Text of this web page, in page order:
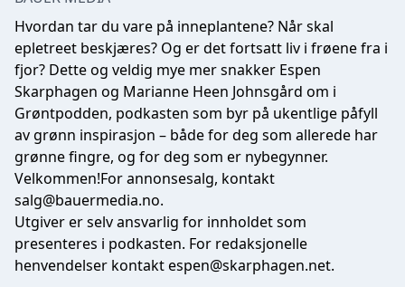
Hvordan tar du vare på inneplantene? Når skal
epletreet beskjæres? Og er det fortsatt liv i frøene fra i
fjor? Dette og veldig mye mer snakker Espen
Skarphagen og Marianne Heen Johnsgård om i
Grøntpodden, podkasten som byr på ukentlige påfyll
av grønn inspirasjon – både for deg som allerede har
grønne fingre, og for deg som er nybegynner.
Velkommen!For annonsesalg, kontakt
salg@bauermedia.no.
Utgiver er selv ansvarlig for innholdet som
presenteres i podkasten. For redaksjonelle
henvendelser kontaktespen@skarphagen.net.